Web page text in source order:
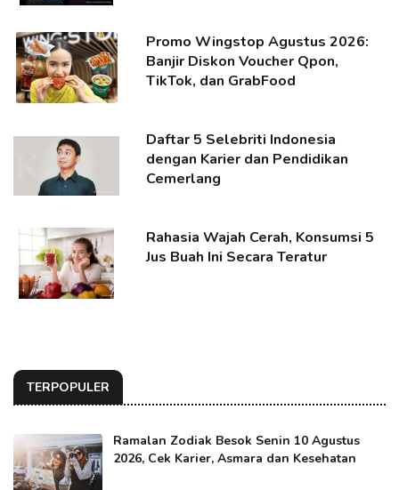
Promo Wingstop Agustus 2026:
Banjir Diskon Voucher Qpon,
TikTok, dan GrabFood
Daftar 5 Selebriti Indonesia
dengan Karier dan Pendidikan
Cemerlang
Rahasia Wajah Cerah, Konsumsi 5
Jus Buah Ini Secara Teratur
TERPOPULER
Ramalan Zodiak Besok Senin 10 Agustus
2026, Cek Karier, Asmara dan Kesehatan